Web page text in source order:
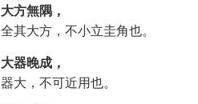
大方無隅，
全其大方，不小立圭角也。
大器晚成，
器大，不可近用也。